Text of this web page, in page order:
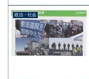
政治・社会